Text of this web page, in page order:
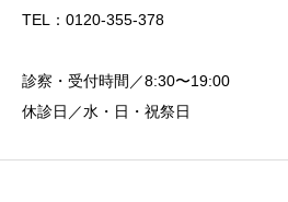
TEL：0120-355-378
診察・受付時間／8:30〜19:00
休診日／水・日・祝祭日